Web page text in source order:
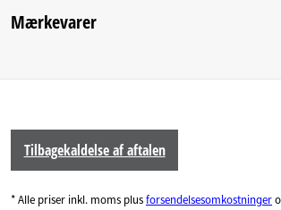
Mærkevarer
Tilbagekaldelse af aftalen
* Alle priser inkl. moms plusforsendelsesomkostninger